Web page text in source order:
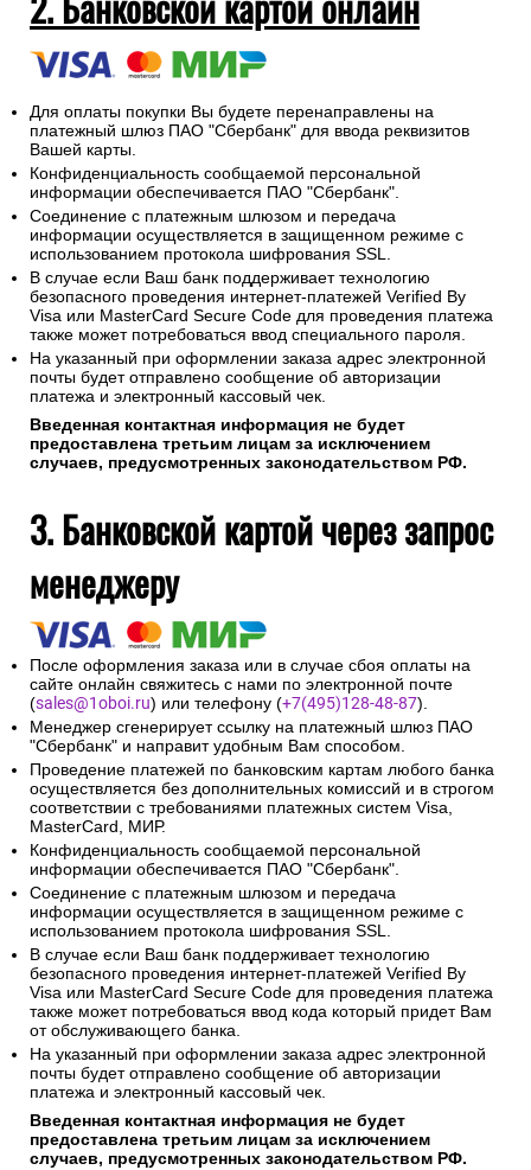
Для оплаты покупки Вы будете перенаправлены на
платежный шлюз ПАО "Сбербанк" для ввода реквизитов
Вашей карты.
Конфиденциальность сообщаемой персональной
информации обеспечивается ПАО "Сбербанк".
Соединение с платежным шлюзом и передача
информации осуществляется в защищенном режиме с
использованием протокола шифрования SSL.
В случае если Ваш банк поддерживает технологию
безопасного проведения интернет-платежей Verified By
Visa или MasterCard Secure Code для проведения платежа
также может потребоваться ввод специального пароля.
На указанный при оформлении заказа адрес электронной
почты будет отправлено сообщение об авторизации
платежа и электронный кассовый чек.
Введенная контактная информация не будет
предоставлена третьим лицам за исключением
случаев, предусмотренных законодательством РФ.
3. Банковской картой через запрос
менеджеру
После оформления заказа или в случае сбоя оплаты на
сайте онлайн свяжитесь с нами по электронной почте
(sales@1oboi.ru) или телефону (+7(495)128-48-87).
Менеджер сгенерирует ссылку на платежный шлюз ПАО
"Сбербанк" и направит удобным Вам способом.
Проведение платежей по банковским картам любого банка
осуществляется без дополнительных комиссий и в строгом
соответствии с требованиями платежных систем Visa,
MasterCard, МИР.
Конфиденциальность сообщаемой персональной
информации обеспечивается ПАО "Сбербанк".
Соединение с платежным шлюзом и передача
информации осуществляется в защищенном режиме с
использованием протокола шифрования SSL.
В случае если Ваш банк поддерживает технологию
безопасного проведения интернет-платежей Verified By
Visa или MasterCard Secure Code для проведения платежа
также может потребоваться ввод кода который придет Вам
от обслуживающего банка.
На указанный при оформлении заказа адрес электронной
почты будет отправлено сообщение об авторизации
платежа и электронный кассовый чек.
Введенная контактная информация не будет
предоставлена третьим лицам за исключением
случаев, предусмотренных законодательством РФ.